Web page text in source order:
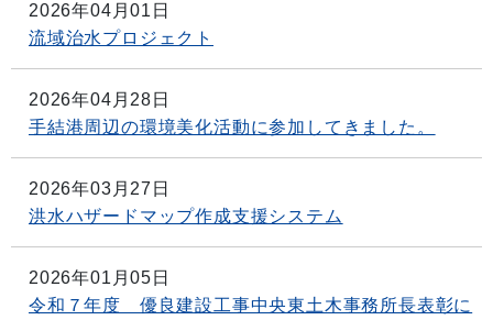
2026年04月01日
流域治水プロジェクト
2026年04月28日
手結港周辺の環境美化活動に参加してきました。
2026年03月27日
洪水ハザードマップ作成支援システム
2026年01月05日
令和７年度 優良建設工事中央東土木事務所長表彰に